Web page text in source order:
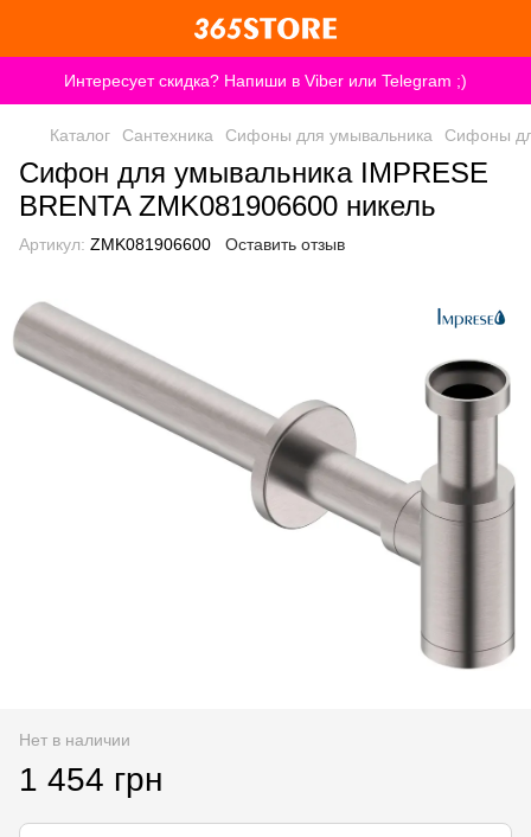
Интересует скидка? Напиши в Viber или Telegram ;)
Каталог Сантехника Сифоны для умывальника Сифоны
Сифон для умывальника IMPRESE
BRENTA ZMK081906600 никель
Артикул: ZMK081906600 Оставить отзыв
Нет в наличии
1 454 грн